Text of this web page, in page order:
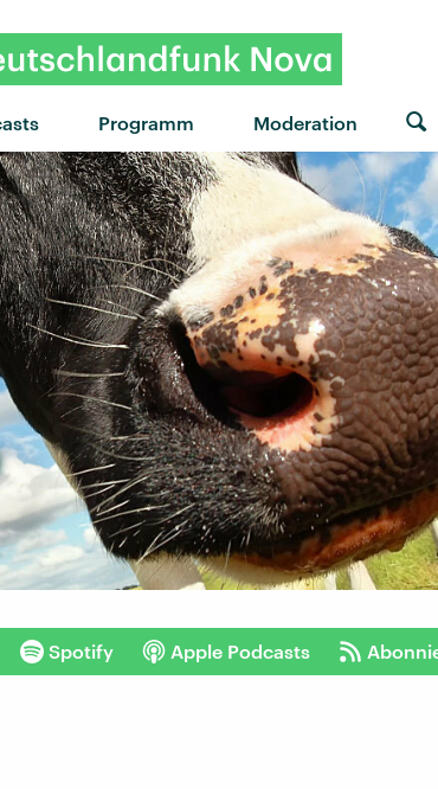
Programm Moderation
"Linker Haken" von MIA. ·
Spotify Apple Podcasts